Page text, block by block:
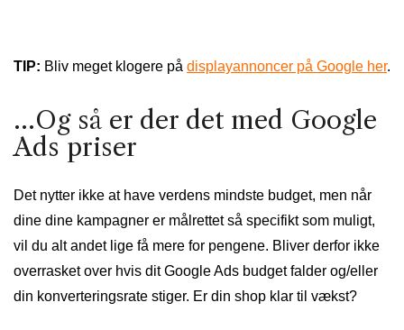
TIP: Bliv meget klogere på displayannoncer på Google her.
…Og så er der det med Google
Ads priser
Det nytter ikke at have verdens mindste budget, men når
dine dine kampagner er målrettet så specifikt som muligt,
vil du alt andet lige få mere for pengene. Bliver derfor ikke
overrasket over hvis dit Google Ads budget falder og/eller
din konverteringsrate stiger. Er din shop klar til vækst?